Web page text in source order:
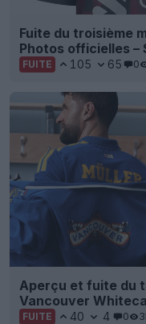
Fuite du troisième
Photos officielles –
FUITE 105 65 0
Aperçu et fuite du
Vancouver
FUITE 40 4 0